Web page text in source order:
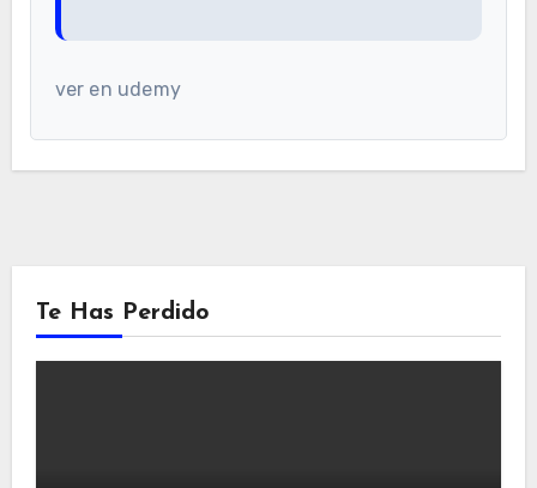
ver en udemy
Te Has Perdido